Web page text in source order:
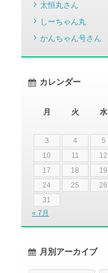
太恒丸さん
しーちゃん丸
かんちゃん号さん
カレンダー
月 火 水
3
4 5
10
11 12
17
18 19
24
25 26
31
« 7月
月別アーカイブ